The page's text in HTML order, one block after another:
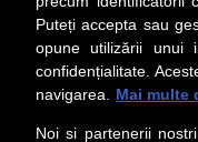
Puteți accepta sau
opune utilizării unui
confidențialitate.
navigarea.
Mai multe
Noi si partenerii